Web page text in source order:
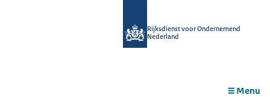
Rijksdienst voor Ondernemend
Nederland
Menu